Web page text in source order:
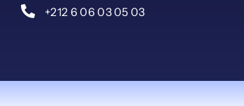
+212 6 06 03 05 03